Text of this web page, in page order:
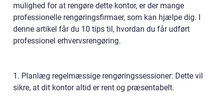
mulighed for at rengøre dette kontor, er der mange
professionelle rengøringsfirmaer, som kan hjælpe dig. I
denne artikel får du 10 tips til, hvordan du får udført
professionel erhvervsrengøring.
1. Planlæg regelmæssige rengøringssessioner: Dette vil
sikre, at dit kontor altid er rent og præsentabelt.